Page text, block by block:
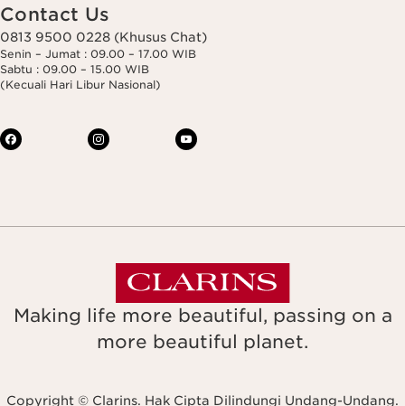
Contact Us
0813 9500 0228 (Khusus Chat)
Senin – Jumat : 09.00 – 17.00 WIB
Sabtu : 09.00 – 15.00 WIB
(Kecuali Hari Libur Nasional)
Making life more beautiful, passing on a
more beautiful planet.
Copyright © Clarins. Hak Cipta Dilindungi Undang-Undang.